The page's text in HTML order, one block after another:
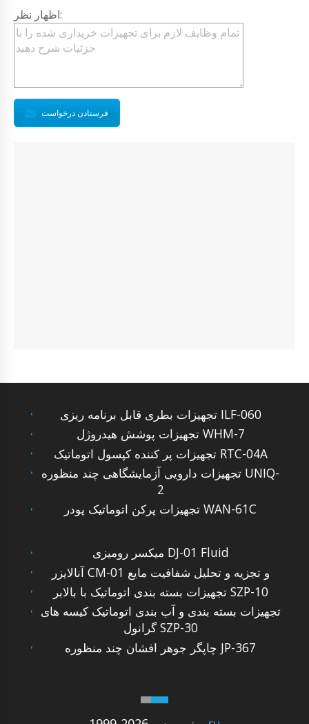
اظهار نظر:
فرستادن درخواست
تجهیزات بطری قابل برنامه ریزی ILF-060
تجهیزات پوشش هیدروژل WHM-7
تجهیزات پر کننده کپسول اتوماتیک RTC-04A
تجهیزات دارویی آزمایشگاهی چند منظوره UNIQ-
2
تجهیزات پرکن اتوماتیک پودر WAN-61C
میکسر رومیزی DJ-01 Fluid
آنالایزر CM-01 و تجزیه و تحلیل شفافیت مایع
تجهیزات بسته بندی اتوماتیک با بالابر SZP-10
تجهیزات بسته بندی و آب بندی اتوماتیک کیسه های
گرانول SZP-30
چاپگر جوهر افشان چند منظوره JP-367